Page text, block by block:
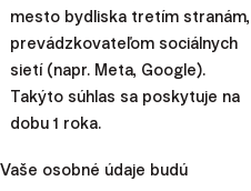
mesto bydliska tretím stranám,
prevádzkovateľom sociálnych
sietí (napr. Meta, Google).
Takýto súhlas sa poskytuje na
dobu 1 roka.
Vaše osobné údaje budú